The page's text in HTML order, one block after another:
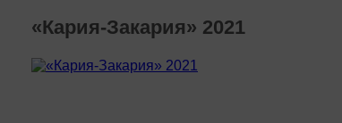
«Кария-Закария» 2021